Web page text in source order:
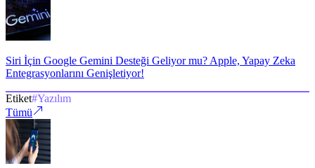
Siri İçin Google Gemini Desteği Geliyor mu? Apple, Yapay Zeka
Entegrasyonlarını Genişletiyor!
Etiket#Yazılım
Tümü